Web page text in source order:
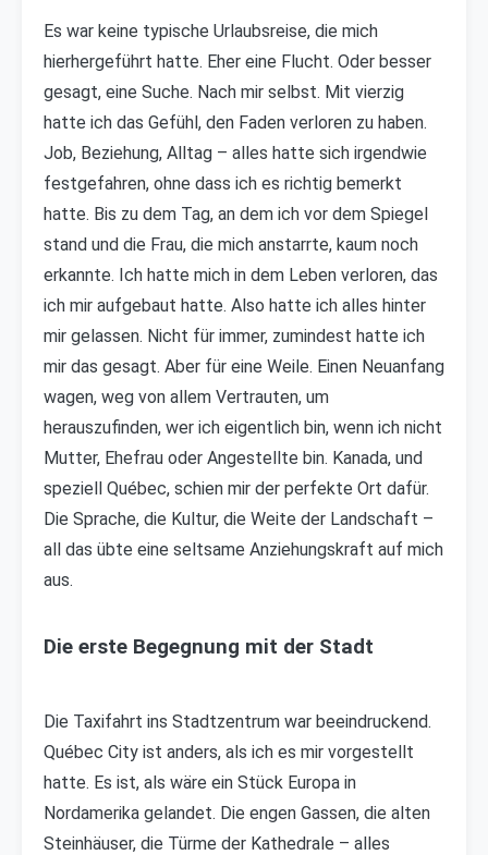
Es war keine typische Urlaubsreise, die mich
hierhergeführt hatte. Eher eine Flucht. Oder besser
gesagt, eine Suche. Nach mir selbst. Mit vierzig
hatte ich das Gefühl, den Faden verloren zu haben.
Job, Beziehung, Alltag – alles hatte sich irgendwie
festgefahren, ohne dass ich es richtig bemerkt
hatte. Bis zu dem Tag, an dem ich vor dem Spiegel
stand und die Frau, die mich anstarrte, kaum noch
erkannte. Ich hatte mich in dem Leben verloren, das
ich mir aufgebaut hatte. Also hatte ich alles hinter
mir gelassen. Nicht für immer, zumindest hatte ich
mir das gesagt. Aber für eine Weile. Einen Neuanfang
wagen, weg von allem Vertrauten, um
herauszufinden, wer ich eigentlich bin, wenn ich nicht
Mutter, Ehefrau oder Angestellte bin. Kanada, und
speziell Québec, schien mir der perfekte Ort dafür.
Die Sprache, die Kultur, die Weite der Landschaft –
all das übte eine seltsame Anziehungskraft auf mich
aus.
Die erste Begegnung mit der Stadt
Die Taxifahrt ins Stadtzentrum war beeindruckend.
Québec City ist anders, als ich es mir vorgestellt
hatte. Es ist, als wäre ein Stück Europa in
Nordamerika gelandet. Die engen Gassen, die alten
Steinhäuser, die Türme der Kathedrale – alles